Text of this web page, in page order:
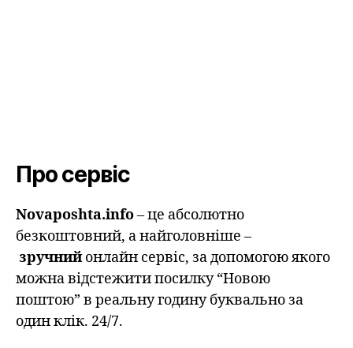
Про сервіс
Novaposhta.info– це абсолютно
безкоштовний, а найголовніше –
зручнийонлайн сервіс, за допомогою якого
можна відстежити посилку “Новою
поштою” в реальну годину буквально за
один клік. 24/7.